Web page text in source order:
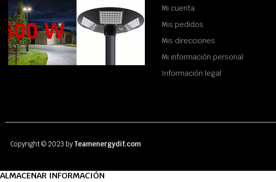
Mi cuenta
Mis pedidos
Mis direcciones
Mi información personal
Información legal
Copyright © 2023 byTeamenergydif.com
ALMACENAR INFORMACIÓN